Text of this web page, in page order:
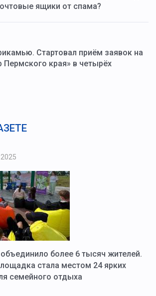
ящики от спама?
Стартовал приём заявок на
Пермского края» в четырёх
более 6 тысяч жителей.
стала местом 24 ярких
семейного отдыха